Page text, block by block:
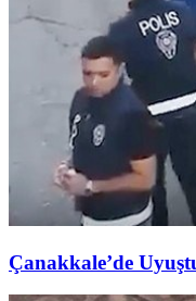
Çanakkale’de